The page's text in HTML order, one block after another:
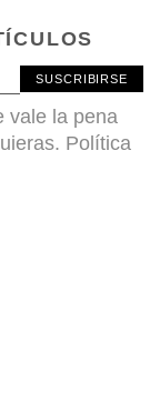
SUSCRIBIRSE
vale la pena
Política